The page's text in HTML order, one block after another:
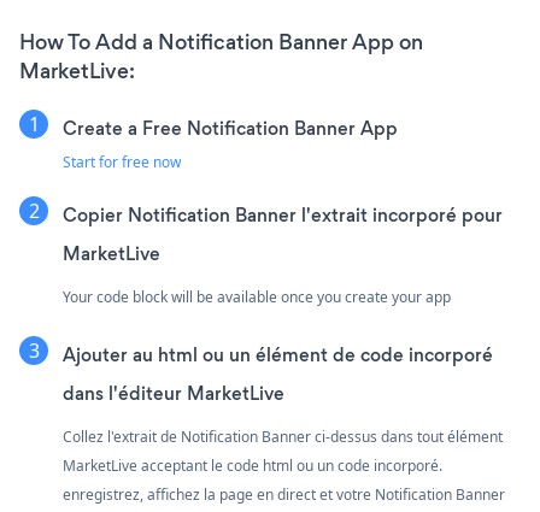
How To Add a Notification Banner App on
MarketLive:
Create a Free Notification Banner App
Start for free now
Copier Notification Banner l'extrait incorporé pour
MarketLive
Your code block will be available once you create your app
Ajouter au html ou un élément de code incorporé
dans l'éditeur MarketLive
Collez l'extrait de Notification Banner ci-dessus dans tout élément
MarketLive acceptant le code html ou un code incorporé.
enregistrez, affichez la page en direct et votre Notification Banner